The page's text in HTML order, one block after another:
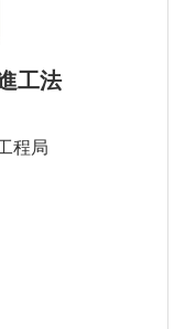
工法
程局